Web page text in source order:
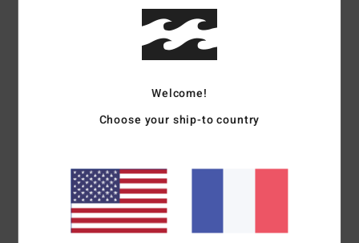
Coloris
5.0
5/5
4 juillet 2026
Idem que le short.
/5 Rapport qualité / prix
Welcome!
Choose your ship-to country